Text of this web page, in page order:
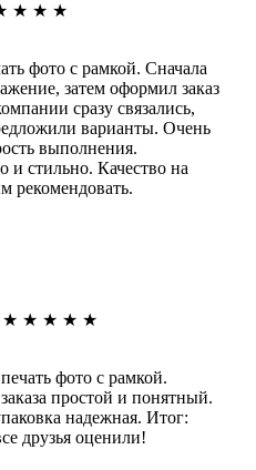
★ ★ ★
фото с рамкой. Сначала
затем оформил заказ
сразу связались,
варианты. Очень
выполнения.
и стильно. Качество на
рекомендовать.
★ ★ ★ ★ ★
фото с рамкой.
простой и понятный.
надежная. Итог:
друзья оценили!